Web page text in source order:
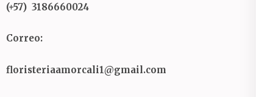
(+57) 3186660024
Correo:
floristeriaamorcali1@gmail.com